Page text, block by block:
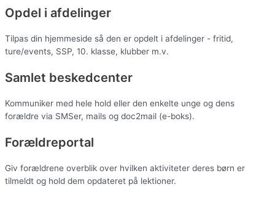
Opdel i afdelinger
Tilpas din hjemmeside så den er opdelt i afdelinger - fritid,
ture/events, SSP, 10. klasse, klubber m.v.
Samlet beskedcenter
Kommuniker med hele hold eller den enkelte unge og dens
forældre via SMSer, mails og doc2mail (e-boks).
Forældreportal
Giv forældrene overblik over hvilken aktiviteter deres børn er
tilmeldt og hold dem opdateret på lektioner.